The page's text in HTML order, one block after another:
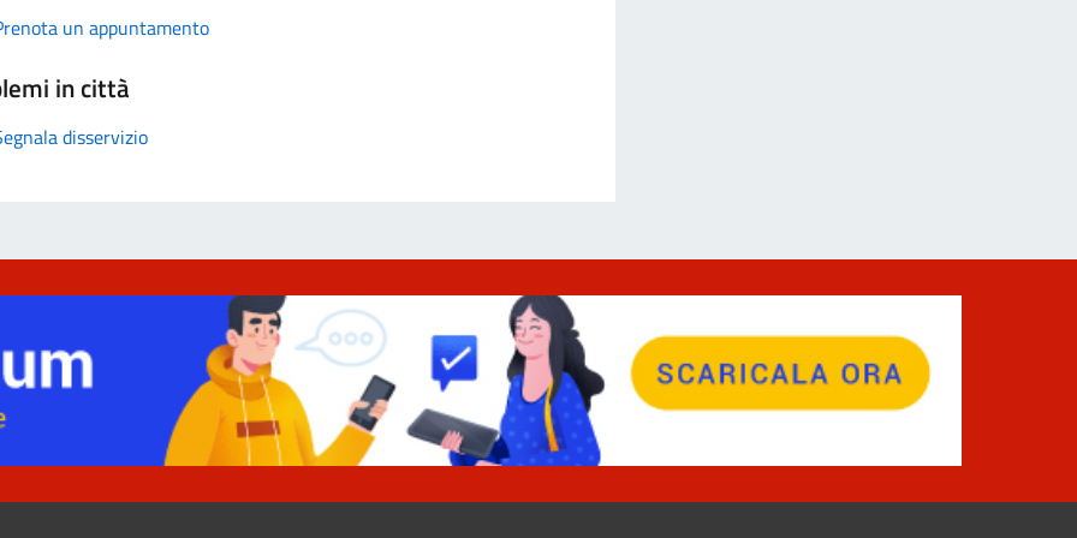
un appuntamento
in città
disservizio